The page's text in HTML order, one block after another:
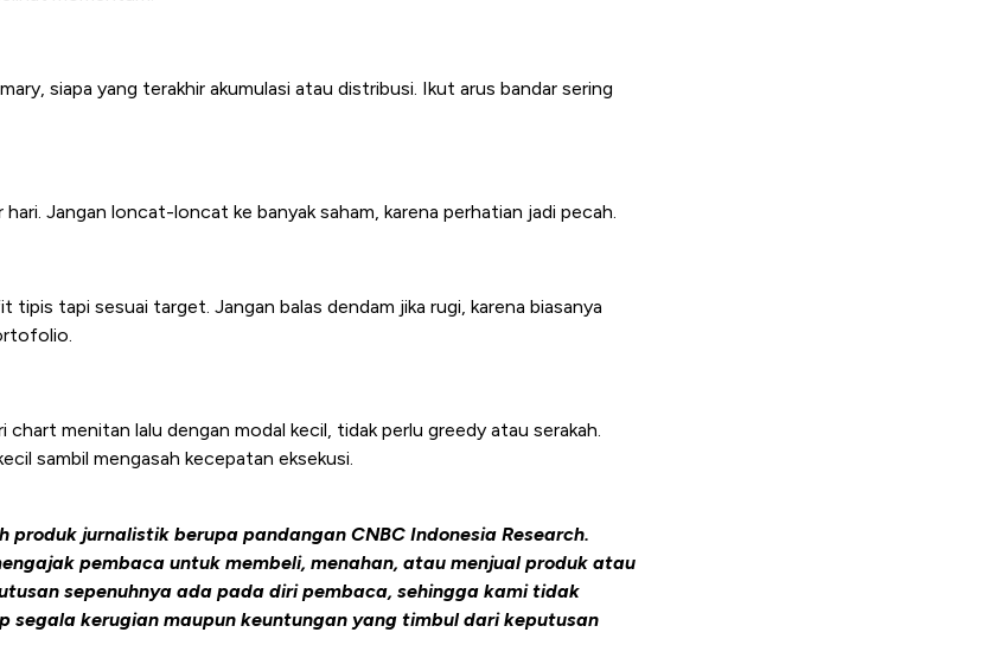
siapa yang terakhir akumulasi atau distribusi. Ikut arus bandar sering
hari. Jangan loncat-loncat ke banyak saham, karena perhatian jadi pecah.
tipis tapi sesuai target. Jangan balas dendam jika rugi, karena biasanya
chart menitan lalu dengan modal kecil, tidak perlu greedy atau serakah.
sambil mengasah kecepatan eksekusi.
produk jurnalistik berupa pandangan CNBC Indonesia Research.
pembaca untuk membeli, menahan, atau menjual produk atau
sepenuhnya ada pada diri pembaca, sehingga kami tidak
segala kerugian maupun keuntungan yang timbul dari keputusan